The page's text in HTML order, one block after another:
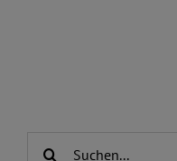
Suche